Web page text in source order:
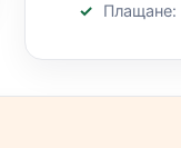
Плащане: